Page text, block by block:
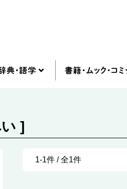
]
1-1件 / 全1件